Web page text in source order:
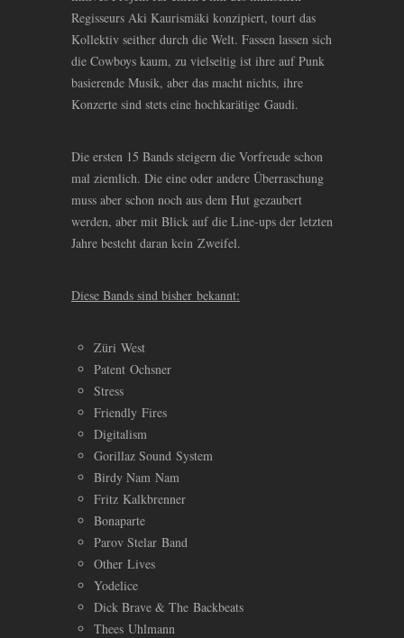
Regisseurs Aki Kaurismäki konzipiert, tourt das
Kollektiv seither durch die Welt. Fassen lassen sich
die Cowboys kaum, zu vielseitig ist ihre auf Punk
basierende Musik, aber das macht nichts, ihre
Konzerte sind stets eine hochkarätige Gaudi.
Die ersten 15 Bands steigern die Vorfreude schon
mal ziemlich. Die eine oder andere Überraschung
muss aber schon noch aus dem Hut gezaubert
werden, aber mit Blick auf die Line-ups der letzten
Jahre besteht daran kein Zweifel.
Diese Bands sind bisher bekannt:
Züri West
Patent Ochsner
Stress
Friendly Fires
Digitalism
Gorillaz Sound System
Birdy Nam Nam
Fritz Kalkbrenner
Bonaparte
Parov Stelar Band
Other Lives
Yodelice
Dick Brave & The Backbeats
Thees Uhlmann